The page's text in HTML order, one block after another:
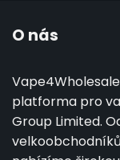
O nás
platforma pro
Group Limited.